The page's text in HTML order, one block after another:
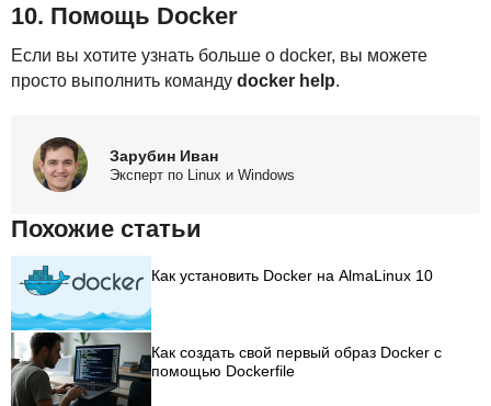
10. Помощь Docker
Если вы хотите узнать больше о docker, вы можете
просто выполнить команду docker help.
Зарубин Иван
Эксперт по Linux и Windows
Похожие статьи
Как установить Docker на AlmaLinux 10
Как создать свой первый образ Docker с
помощью Dockerfile